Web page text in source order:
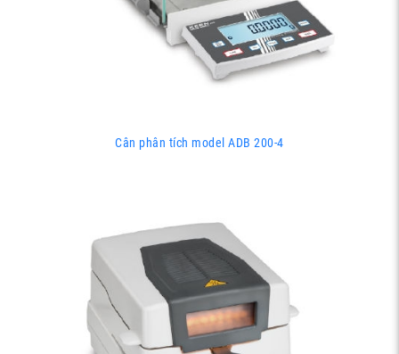
Cân phân tích model ADB 200-4